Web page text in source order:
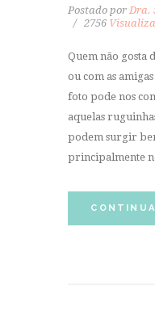
Postado por Dra.
2756
Quem não gosta
ou com as
foto pode nos
aquelas
podem surgir
principalmente